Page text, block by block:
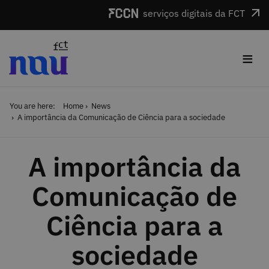
serviços digitais da FCT
≡
You are here: Home
News
A importância da Comunicação de Ciência para a sociedade
A importância da
Comunicação de
Ciência para a
sociedade